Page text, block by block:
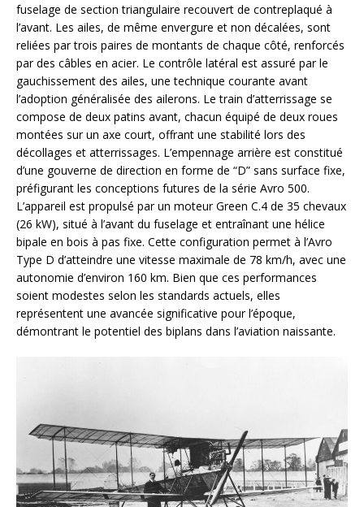
fuselage de section triangulaire recouvert de contreplaqué à
l’avant. Les ailes, de même envergure et non décalées, sont
reliées par trois paires de montants de chaque côté, renforcés
par des câbles en acier. Le contrôle latéral est assuré par le
gauchissement des ailes, une technique courante avant
l’adoption généralisée des ailerons. Le train d’atterrissage se
compose de deux patins avant, chacun équipé de deux roues
montées sur un axe court, offrant une stabilité lors des
décollages et atterrissages. L’empennage arrière est constitué
d’une gouverne de direction en forme de “D” sans surface fixe,
préfigurant les conceptions futures de la série Avro 500.
L’appareil est propulsé par un moteur Green C.4 de 35 chevaux
(26 kW), situé à l’avant du fuselage et entraînant une hélice
bipale en bois à pas fixe. Cette configuration permet à l’Avro
Type D d’atteindre une vitesse maximale de 78 km/h, avec une
autonomie d’environ 160 km. Bien que ces performances
soient modestes selon les standards actuels, elles
représentent une avancée significative pour l’époque,
démontrant le potentiel des biplans dans l’aviation naissante.